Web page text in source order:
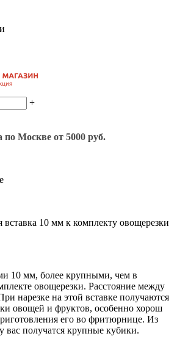
+
по Москве от 5000 руб.
вставка 10 мм к комплекту овощерезки
10 мм, более крупными, чем в
овощерезки. Расстояние между
нарезке на этой вставке получаются
овощей и фруктов, особенно хорош
его во фритюрнице. Из
вас получатся крупные кубики.